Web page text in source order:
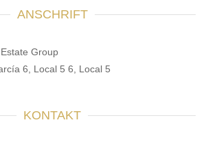
ANSCHRIFT
Group
6, Local 5 6, Local 5
KONTAKT